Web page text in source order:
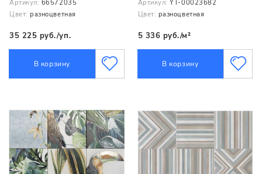
Артикул: 66572035
Цвет: разноцветная
35 225 руб./уп.
В корзину
Артикул: YT-00023682
Цвет: разноцветная
5 336 руб./м²
В корзину